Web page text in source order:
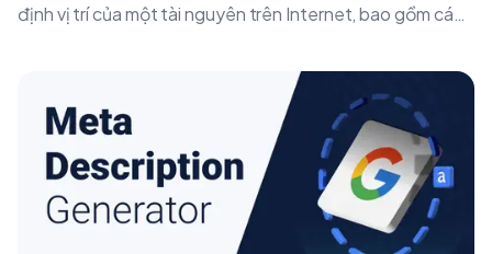
định vị trí của một tài nguyên trên Internet, bao gồm các